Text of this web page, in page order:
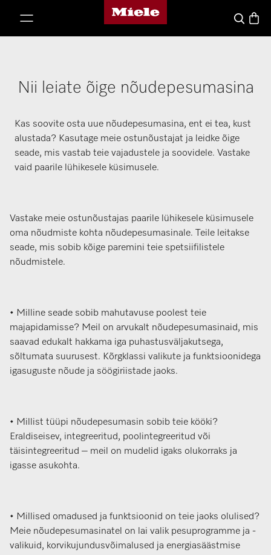
Miele's homepage
SearchBasket
Nii leiate õige nõudepesumasina
Kas soovite osta uue nõudepesumasina, ent ei tea, kust
alustada? Kasutage meie ostunõustajat ja leidke õige
seade, mis vastab teie vajadustele ja soovidele. Vastake
vaid paarile lühikesele küsimusele.
Vastake meie ostunõustajas paarile lühikesele küsimusele
oma nõudmiste kohta nõudepesumasinale. Teile leitakse
seade, mis sobib kõige paremini teie spetsiifilistele
nõudmistele.
• Milline seade sobib mahutavuse poolest teie
majapidamisse? Meil on arvukalt nõudepesumasinaid, mis
saavad edukalt hakkama iga puhastusväljakutsega,
sõltumata suurusest. Kõrgklassi valikute ja funktsioonidega
igasuguste nõude ja söögiriistade jaoks.
• Millist tüüpi nõudepesumasin sobib teie kööki?
Eraldiseisev, integreeritud, poolintegreeritud või
täisintegreeritud – meil on mudelid igaks olukorraks ja
igasse asukohta.
• Millised omadused ja funktsioonid on teie jaoks olulised?
Meie nõudepesumasinatel on lai valik pesuprogramme ja -
valikuid, korvikujundusvõimalused ja energiasäästmise